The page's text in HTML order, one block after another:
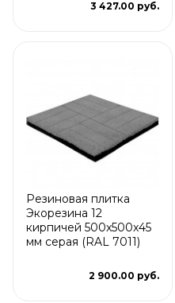
3 427.00 руб.
Резиновая плитка
Экорезина 12
кирпичей 500x500x45
мм серая (RAL 7011)
2 900.00 руб.